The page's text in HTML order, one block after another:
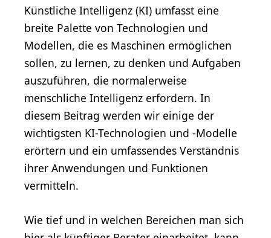
Künstliche Intelligenz (KI) umfasst eine
breite Palette von Technologien und
Modellen, die es Maschinen ermöglichen
sollen, zu lernen, zu denken und Aufgaben
auszuführen, die normalerweise
menschliche Intelligenz erfordern. In
diesem Beitrag werden wir einige der
wichtigsten KI-Technologien und -Modelle
erörtern und ein umfassendes Verständnis
ihrer Anwendungen und Funktionen
vermitteln.
Wie tief und in welchen Bereichen man sich